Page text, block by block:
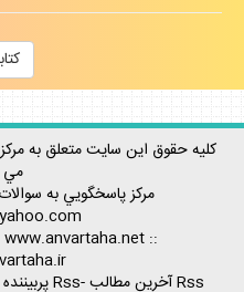
كليه حقوق اين سايت متعلق به
مي
مركز پاسخگويي به
www.anvartaha.net